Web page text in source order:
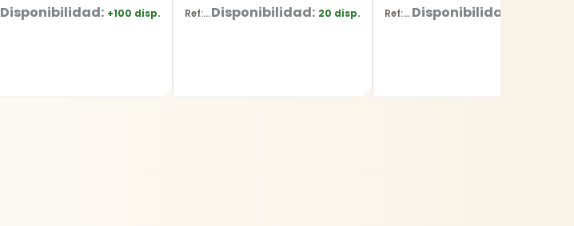
Disponibilidad: +100 disp. Ref: D-26515Disponibilidad: 20 disp. Ref: YT-6227Disponibilidad: